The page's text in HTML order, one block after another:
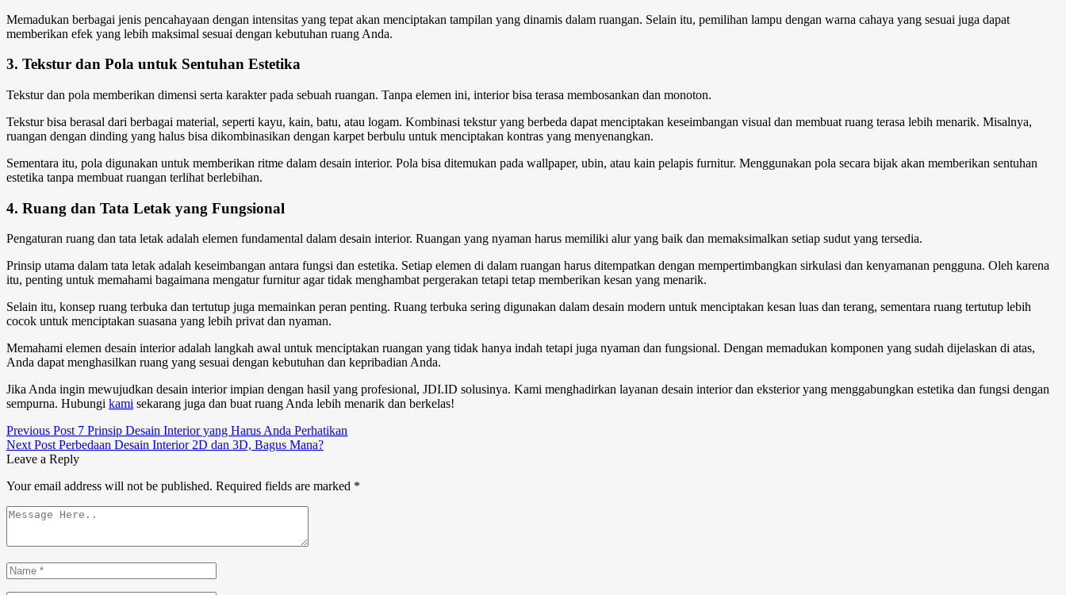
Memadukan berbagai jenis pencahayaan dengan intensitas yang tepat akan menciptakan tampilan yang dinamis dalam ruangan. Selain itu, pemilihan lampu dengan warna cahaya yang sesuai juga dapat
memberikan efek yang lebih maksimal sesuai dengan kebutuhan ruang Anda.
3. Tekstur dan Pola untuk Sentuhan Estetika
Tekstur dan pola memberikan dimensi serta karakter pada sebuah ruangan. Tanpa elemen ini, interior bisa terasa membosankan dan monoton.
Tekstur bisa berasal dari berbagai material, seperti kayu, kain, batu, atau logam. Kombinasi tekstur yang berbeda dapat menciptakan keseimbangan visual dan membuat ruang terasa lebih menarik. Misalnya,
ruangan dengan dinding yang halus bisa dikombinasikan dengan karpet berbulu untuk menciptakan kontras yang menyenangkan.
Sementara itu, pola digunakan untuk memberikan ritme dalam desain interior. Pola bisa ditemukan pada wallpaper, ubin, atau kain pelapis furnitur. Menggunakan pola secara bijak akan memberikan sentuhan
estetika tanpa membuat ruangan terlihat berlebihan.
4. Ruang dan Tata Letak yang Fungsional
Pengaturan ruang dan tata letak adalah elemen fundamental dalam desain interior. Ruangan yang nyaman harus memiliki alur yang baik dan memaksimalkan setiap sudut yang tersedia.
Prinsip utama dalam tata letak adalah keseimbangan antara fungsi dan estetika. Setiap elemen di dalam ruangan harus ditempatkan dengan mempertimbangkan sirkulasi dan kenyamanan pengguna. Oleh karena
itu, penting untuk memahami bagaimana mengatur furnitur agar tidak menghambat pergerakan tetapi tetap memberikan kesan yang menarik.
Selain itu, konsep ruang terbuka dan tertutup juga memainkan peran penting. Ruang terbuka sering digunakan dalam desain modern untuk menciptakan kesan luas dan terang, sementara ruang tertutup lebih
cocok untuk menciptakan suasana yang lebih privat dan nyaman.
Memahami elemen desain interioradalah langkah awal untuk menciptakan ruangan yang tidak hanya indah tetapi juga nyaman dan fungsional. Dengan memadukan komponen yang sudah dijelaskan di atas,
Anda dapat menghasilkan ruang yang sesuai dengan kebutuhan dan kepribadian Anda.
Jika Anda ingin mewujudkan desain interior impian dengan hasil yang profesional, JDI.ID solusinya. Kami menghadirkan layanan desain interior dan eksterior yang menggabungkan estetika dan fungsi dengan
sempurna. Hubungi kami sekarang juga dan buat ruang Anda lebih menarik dan berkelas!
Previous Post 7 Prinsip Desain Interior yang Harus Anda Perhatikan
Next Post Perbedaan Desain Interior 2D dan 3D, Bagus Mana?
Leave a Reply
Your email address will not be published. Required fields are marked *